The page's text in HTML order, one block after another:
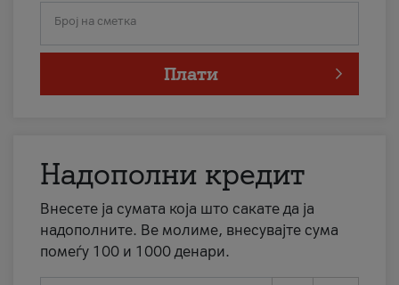
Број на сметка
Плати
Надополни кредит
Внесете ја сумата која што сакате да ја
надополните. Ве молиме, внесувајте сума
помеѓу 100 и 1000 денари.